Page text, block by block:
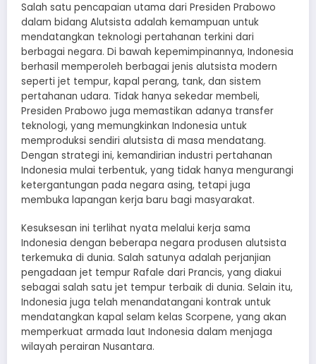
Salah satu pencapaian utama dari Presiden Prabowo
dalam bidang Alutsista adalah kemampuan untuk
mendatangkan teknologi pertahanan terkini dari
berbagai negara. Di bawah kepemimpinannya, Indonesia
berhasil memperoleh berbagai jenis alutsista modern
seperti jet tempur, kapal perang, tank, dan sistem
pertahanan udara. Tidak hanya sekedar membeli,
Presiden Prabowo juga memastikan adanya transfer
teknologi, yang memungkinkan Indonesia untuk
memproduksi sendiri alutsista di masa mendatang.
Dengan strategi ini, kemandirian industri pertahanan
Indonesia mulai terbentuk, yang tidak hanya mengurangi
ketergantungan pada negara asing, tetapi juga
membuka lapangan kerja baru bagi masyarakat.
Kesuksesan ini terlihat nyata melalui kerja sama
Indonesia dengan beberapa negara produsen alutsista
terkemuka di dunia. Salah satunya adalah perjanjian
pengadaan jet tempur Rafale dari Prancis, yang diakui
sebagai salah satu jet tempur terbaik di dunia. Selain itu,
Indonesia juga telah menandatangani kontrak untuk
mendatangkan kapal selam kelas Scorpene, yang akan
memperkuat armada laut Indonesia dalam menjaga
wilayah perairan Nusantara.